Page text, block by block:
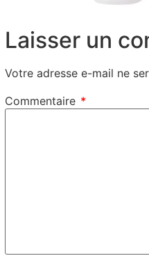
Laisser un
Votre adresse e-mail ne
Commentaire *